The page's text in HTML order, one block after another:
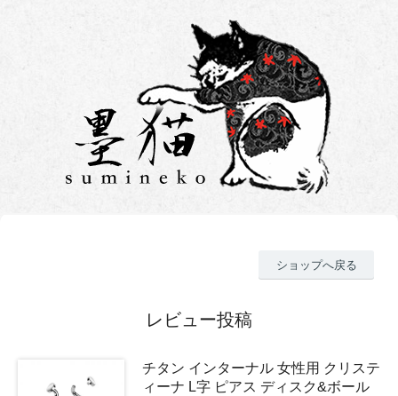
ショップへ戻る
レビュー投稿
チタン インターナル 女性用 クリステ
ィーナ L字 ピアス ディスク&ボール